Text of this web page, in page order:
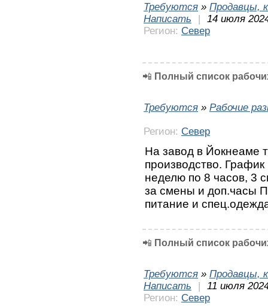
Требуются » Продавцы,
Написать
|
14 июля
Регион: Север
📲 Полный список
Требуются » Рабочие
Регион: Север
На завод в Йокнеаме
производство.
неделю по 8 часов, 3
за смены и доп.часы
питание и
📲 Полный список
Требуются » Продавцы,
Написать
|
11 июля
Регион: Север